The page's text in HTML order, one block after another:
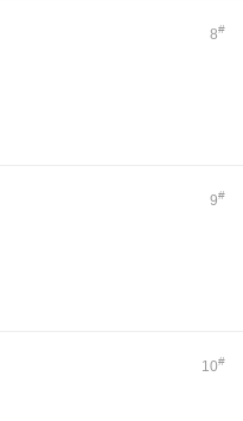
8#
9#
10#